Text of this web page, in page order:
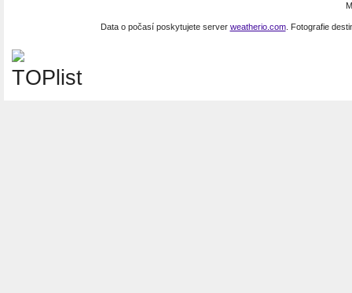
Data o počasí poskytujete server weatherio.com. Fotografie